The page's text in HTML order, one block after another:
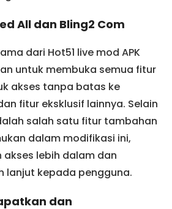
All dan Bling2 Com
dari Hot51 live mod APK
untuk membuka semua fitur
akses tanpa batas ke
fitur eksklusif lainnya. Selain
salah satu fitur tambahan
dalam modifikasi ini,
lebih dalam dan
lanjut kepada pengguna.
dan